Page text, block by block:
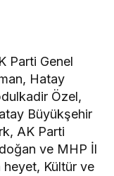
Parti Genel
Hatay
Özel,
Büyükşehir
AK Parti
ve MHP İl
heyet, Kültür ve